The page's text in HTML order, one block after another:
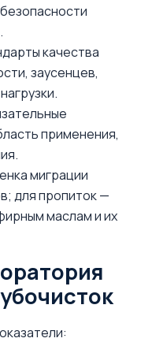
качества
заусенцев,
применения,
миграции
для пропиток —
маслам и их